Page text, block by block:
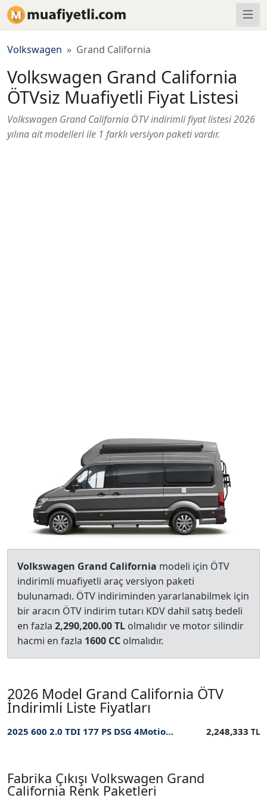
Volkswagen Grand California
Volkswagen Grand California
ÖTVsiz Muafiyetli Fiyat Listesi
Volkswagen Grand California ÖTV indirimli fiyat listesi 2026
yılına ait modelleri ile 1 farklı versiyon paketi vardır.
Volkswagen Grand California modeli için ÖTV
indirimli muafiyetli araç versiyon paketi
bulunamadı. ÖTV indiriminden yararlanabilmek için
bir aracın ÖTV indirim tutarı KDV dahil satış bedeli
en fazla 2,290,200.00 TL olmalıdır ve motor silindir
hacmi en fazla 1600 CC olmalıdır.
2026 Model Grand California ÖTV
İndirimli Liste Fiyatları
2025 600 2.0 TDI 177 PS DSG 4Motion ÖTV İndirimli Fiyatı 2,248,333 TL
Fabrika Çıkışı Volkswagen Grand
California Renk Paketleri